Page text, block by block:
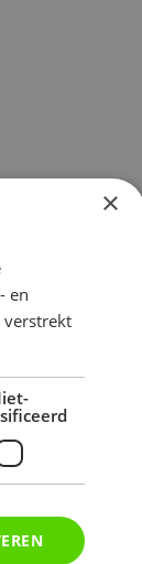
word
×
en
verstrekt